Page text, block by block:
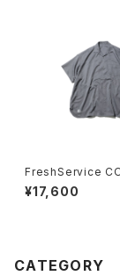
FreshService
OPEN COLLAR
¥17,600
CATEGORY